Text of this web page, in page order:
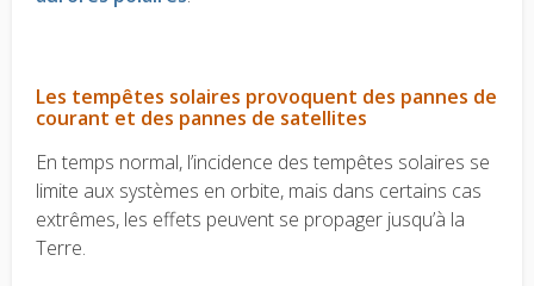
Les tempêtes solaires provoquent des pannes de
courant et des pannes de satellites
En temps normal, l’incidence des tempêtes solaires se
limite aux systèmes en orbite, mais dans certains cas
extrêmes, les effets peuvent se propager jusqu’à la
Terre.